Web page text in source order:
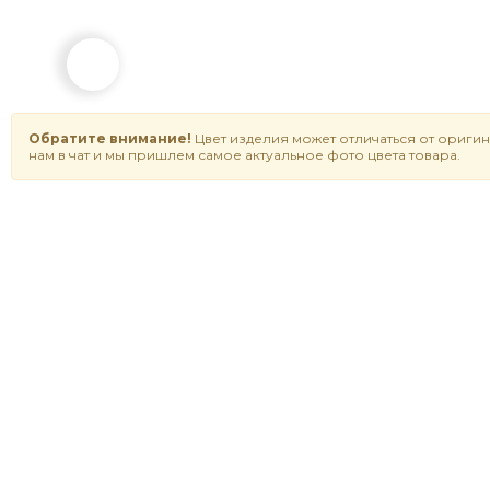
Обратите внимание! Цвет изделия может отличаться от
нам в чат и мы пришлем самое актуальное фото цвета товара.